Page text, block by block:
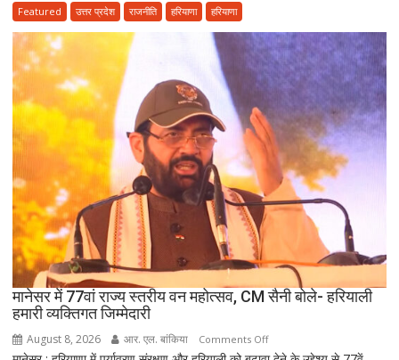
लंबे
कार्यकाल
और
हरियाणा
की
खुशहाली
के
लिए
हरकी
रवाना
दूसरी
Featured उत्तर प्रदेश राजनीति हरियाणा हरियाणा
मानेसर में 77वां राज्य स्तरीय वन महोत्सव, CM सैनी बोले- हरियाली
हमारी व्यक्तिगत जिम्मेदारी
August 8, 2026 आर. एल. बांकिया Comments Offon